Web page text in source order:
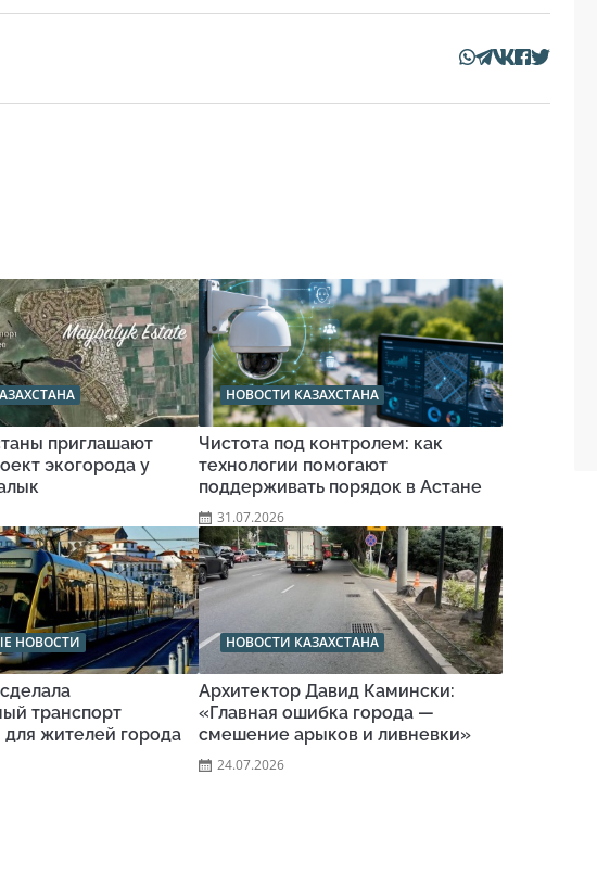
приглашают
экогорода у
НОВОСТИ КАЗАХСТАНА
Чистота под контролем: как
технологии помогают
поддерживать порядок в Астане
31.07.2026
НОВОСТИ
транспорт
жителей города
НОВОСТИ КАЗАХСТАНА
Архитектор Давид Камински:
«Главная ошибка города —
смешение арыков и ливневки»
24.07.2026